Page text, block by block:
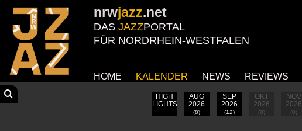
nrwjazz.net
DAS JAZZPORTAL
FÜR NORDRHEIN-WESTFALEN
HOME KALENDER NEWS REVIEWS
HIGH
LIGHTS
AUG
2026
(8)
SEP
2026
(12)
OKT
2026
(0)
NOV
2026
(0)